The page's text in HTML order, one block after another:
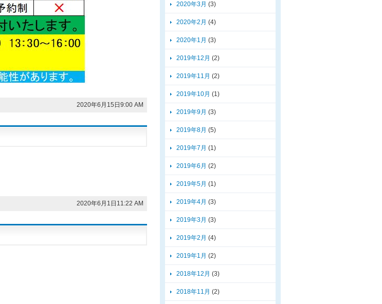
2020年6月15日9:00 AM
2020年6月1日11:22 AM
2020年3月 (3)
2020年2月 (4)
2020年1月 (3)
2019年12月 (2)
2019年11月 (2)
2019年10月 (1)
2019年9月 (3)
2019年8月 (5)
2019年7月 (1)
2019年6月 (2)
2019年5月 (1)
2019年4月 (3)
2019年3月 (3)
2019年2月 (4)
2019年1月 (2)
2018年12月 (3)
2018年11月 (2)